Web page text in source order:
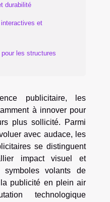
durabilité
et
les structures
publicitaire, les
à innover pour
plus sollicité. Parmi
avec audace, les
se distinguent
impact visuel et
symboles volants de
publicité en plein air
technologique